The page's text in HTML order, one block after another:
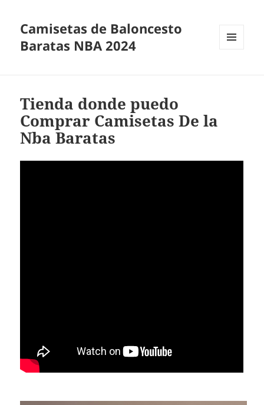
Camisetas de Baloncesto
Baratas NBA 2024
Tienda donde puedo
Comprar Camisetas De la
Nba Baratas